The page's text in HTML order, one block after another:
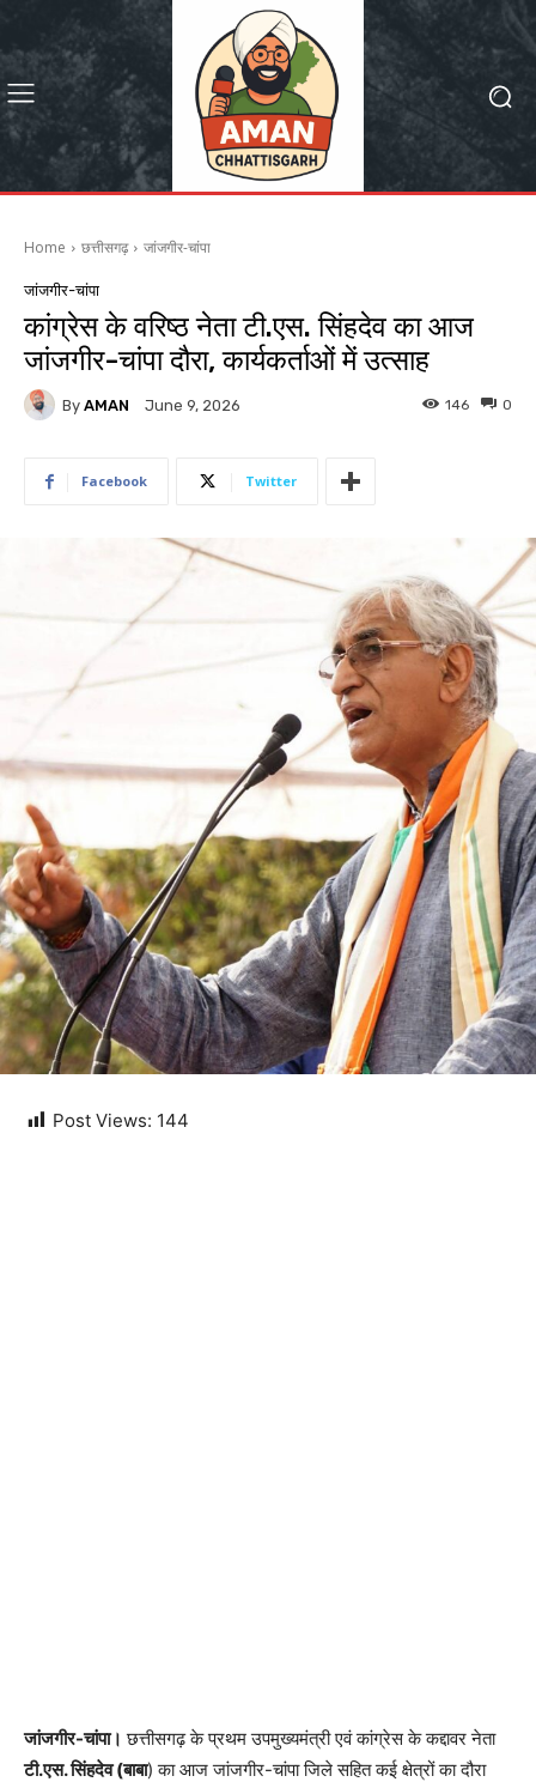
Home छत्तीसगढ़ जांजगीर-चांपा
जांजगीर-चांपा
कांग्रेस के वरिष्ठ नेता टी.एस. सिंहदेव का आज
जांजगीर-चांपा दौरा, कार्यकर्ताओं में उत्साह
By AMAN June 9, 2026 0
146
Facebook Twitter
Post Views: 144
जांजगीर-चांपा। छत्तीसगढ़ के प्रथम उपमुख्यमंत्री एवं कांग्रेस के कद्दावर नेता
टी.एस. सिंहदेव (बाबा) का आज जांजगीर-चांपा जिले सहित कई क्षेत्रों का दौरा